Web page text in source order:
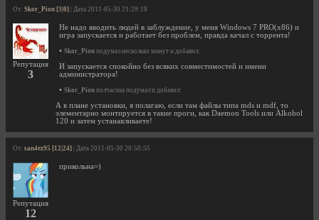
От: Skor_Pion [3|0] | Дата 2011-05-30 21:29:18
Репутация
3
Не надо вводить людей в заблуждение, у меня Windows 7 PRO(x86) и
игра запускается и работает без проблем, правда качал с торрента!
• Skor_Pion подумал несколько минут и добавил:
И запускается спокойно без всяких совместимостей и имени
администратора!
• Skor_Pion полчасика подумал и добавил:
А в плане установки, я полагаю, если там файлы типа mds и mdf, то
элементарно монтируется в такие проги, как Daemon Tools или Alkohol
120 и затем устанавливаете!
От: san4ez95 [12|24] | Дата 2011-05-30 20:50:55
Репутация
12
прикольна=)